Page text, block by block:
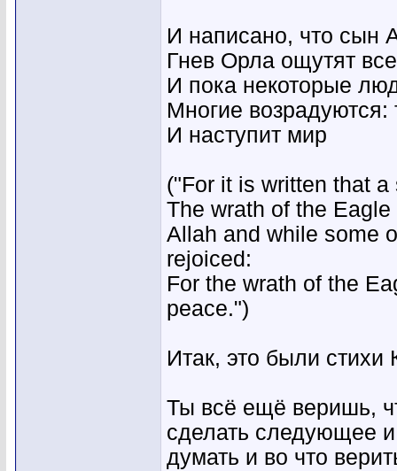
И написано, что сын
Гнев Орла ощутят
И пока некоторые
Многие возрадуются:
И наступит мир
("For it is written that
The wrath of the
Allah and while some
rejoiced:
For the wrath of the
peace.")
Итак, это были
Ты всё ещё веришь,
сделать следующее
думать и во что